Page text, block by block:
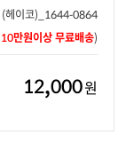
(헤이코)_1644-0864
10만원이상 무료배송)
12,000원